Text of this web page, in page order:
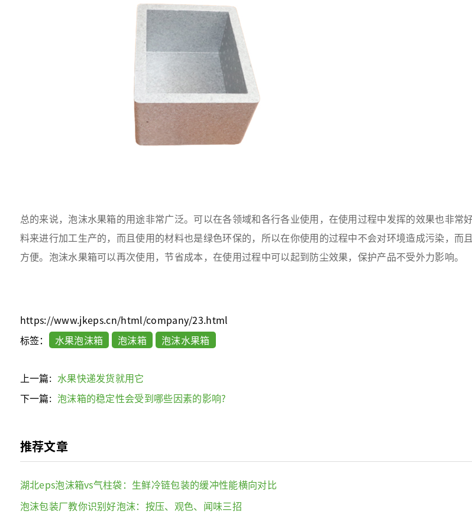
总的来说，泡沫水果箱的用途非常广泛。可以在各领域和各行各业使用，在使用过程中发挥的效果也非常
料来进行加工生产的，而且使用的材料也是绿色环保的，所以在你使用的过程中不会对环境造成污染，而
方便。泡沫水果箱可以再次使用，节省成本，在使用过程中可以起到防尘效果，保护产品不受外力影响。
https://www.jkeps.cn/html/company/23.html
标签：
水果泡沫箱 泡沫箱 泡沫水果箱
上一篇: 水果快递发货就用它
下一篇: 泡沫箱的稳定性会受到哪些因素的影响?
推荐文章
湖北eps泡沫箱vs气柱袋：生鲜冷链包装的缓冲性能横向对比
泡沫包装厂教你识别好泡沫：按压、观色、闻味三招